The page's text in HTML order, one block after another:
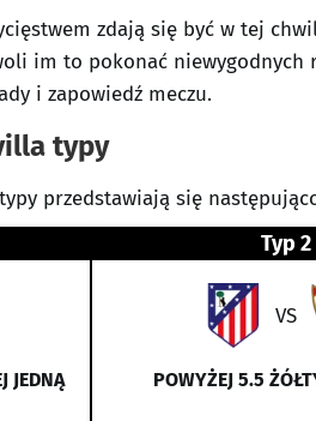
zdają się być w tej
im to pokonać niewygodnych
i zapowiedź meczu.
typy
przedstawiają się
JEDNĄ
Typ 2
VS
POWYŻEJ 5.5